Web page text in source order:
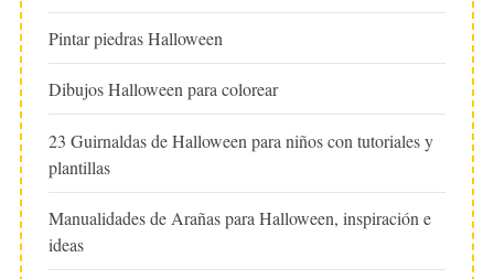
Pintar piedras Halloween
Dibujos Halloween para colorear
23 Guirnaldas de Halloween para niños con tutoriales y
plantillas
Manualidades de Arañas para Halloween, inspiración e
ideas